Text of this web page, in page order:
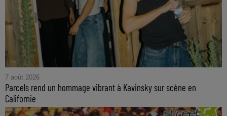
7 août 2026
Parcels rend un hommage vibrant à Kavinsky sur scène en
Californie